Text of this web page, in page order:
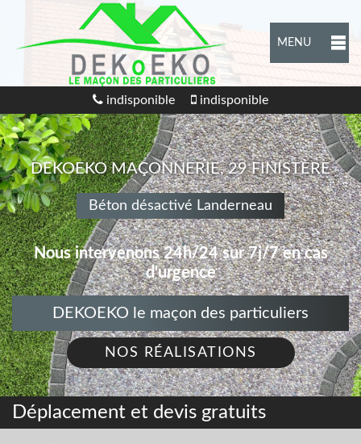
MENU
indisponible indisponible
DEKOEKO MAÇONNERIE, 29 FINISTÈRE
Béton désactivé Landerneau
Nous intervenons 24h/24 sur 7j/7 en cas
d'urgence
DEKOEKO le maçon des particuliers
NOS RÉALISATIONS
Déplacement et devis gratuits